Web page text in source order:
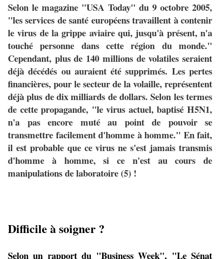
Selon le magazine "USA Today" du 9 octobre 2005,
"les services de santé européens travaillent à contenir
le virus de la grippe aviaire qui, jusqu'à présent, n'a
touché personne dans cette région du monde."
Cependant, plus de 140 millions de volatiles seraient
déjà décédés ou auraient été supprimés. Les pertes
financières, pour le secteur de la volaille, représentent
déjà plus de dix milliards de dollars. Selon les termes
de cette propagande, "le virus actuel, baptisé H5N1,
n'a pas encore muté au point de pouvoir se
transmettre facilement d'homme à homme." En fait,
il est probable que ce virus ne s'est jamais transmis
d'homme à homme, si ce n'est au cours de
manipulations de laboratoire (5) !
Difficile à soigner ?
Selon un rapport du "Business Week", "Le Sénat